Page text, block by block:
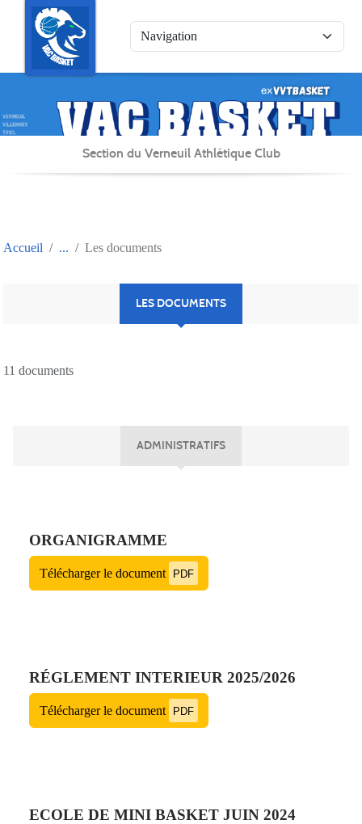
Section du Verneuil Athlétique Club
Accueil Les documents
LES DOCUMENTS
11 documents
ADMINISTRATIFS
ORGANIGRAMME
Télécharger le document PDF
RÉGLEMENT INTERIEUR 2025/2026
Télécharger le document PDF
ECOLE DE MINI BASKET JUIN 2024
Panneau de gestion des cookies